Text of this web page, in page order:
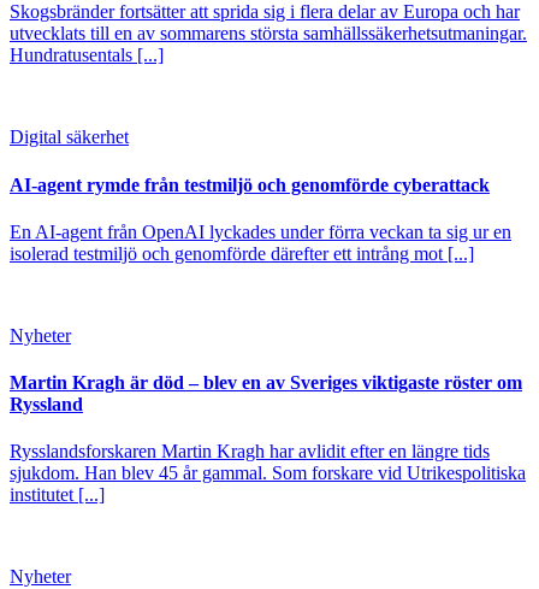
Skogsbränder fortsätter att sprida sig i flera delar av Europa och har
utvecklats till en av sommarens största samhällssäkerhetsutmaningar.
Hundratusentals [...]
Digital säkerhet
AI-agent rymde från testmiljö och genomförde cyberattack
En AI-agent från OpenAI lyckades under förra veckan ta sig ur en
isolerad testmiljö och genomförde därefter ett intrång mot [...]
Nyheter
Martin Kragh är död – blev en av Sveriges viktigaste röster om
Ryssland
Rysslandsforskaren Martin Kragh har avlidit efter en längre tids
sjukdom. Han blev 45 år gammal. Som forskare vid Utrikespolitiska
institutet [...]
Nyheter